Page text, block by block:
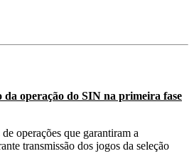
da operação do SIN na primeira fase
operações que garantiram a
transmissão dos jogos da seleção